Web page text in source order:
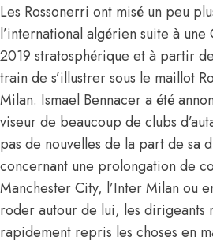
Les Rossonerri ont misé un peu
l’international algérien suite à une
2019 stratosphérique et à partir
train de s’illustrer sous le maillot
Milan. Ismael Bennacer a été
viseur de beaucoup de clubs
pas de nouvelles de la part de sa
concernant une prolongation de
Manchester City, l’Inter Milan ou
roder autour de lui, les dirigeants
rapidement repris les choses en